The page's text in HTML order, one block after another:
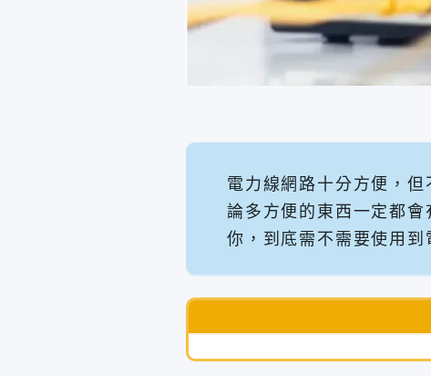
電力線網路十分方便，
論多方便的東西一定都
你，到底需不需要使用到